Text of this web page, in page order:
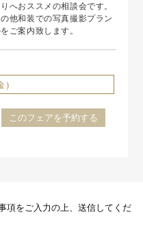
へおススメの相談会です。
他和装での写真撮影プラン
ご案内致します。
)
このフェアを予約する